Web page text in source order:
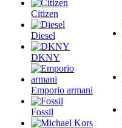
Citizen
Diesel
DKNY
Emporio armani
Fossil